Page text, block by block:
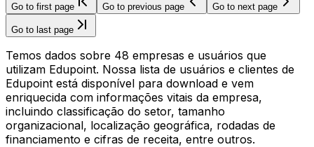
Go to first page Go to previous page Go to next page
Go to last page
Temos dados sobre 48 empresas e usuários que
utilizam Edupoint. Nossa lista de usuários e clientes de
Edupoint está disponível para download e vem
enriquecida com informações vitais da empresa,
incluindo classificação do setor, tamanho
organizacional, localização geográfica, rodadas de
financiamento e cifras de receita, entre outros.